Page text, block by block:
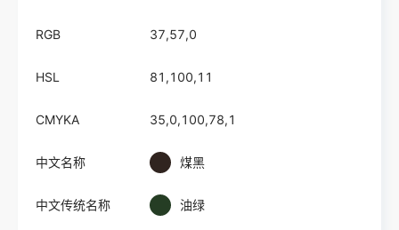
RGB 37,57,0
HSL 81,100,11
CMYKA 35,0,100,78,1
中文名称 煤黑
中文传统名称 油绿